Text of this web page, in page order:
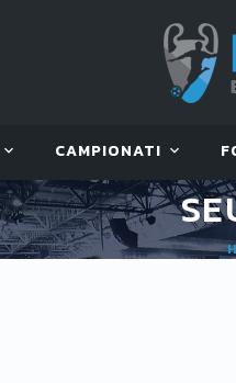
CAMPIONATI